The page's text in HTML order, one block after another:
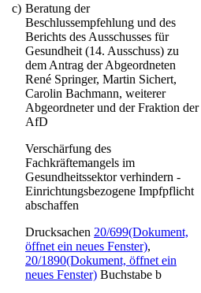
c) Beratung der
Beschlussempfehlung und des
Berichts des Ausschusses für
Gesundheit (14. Ausschuss) zu
dem Antrag der Abgeordneten
René Springer, Martin Sichert,
Carolin Bachmann, weiterer
Abgeordneter und der Fraktion der
AfD
Verschärfung des
Fachkräftemangels im
Gesundheitssektor verhindern -
Einrichtungsbezogene Impfpflicht
abschaffen
Drucksachen 20/699(Dokument,
öffnet ein neues Fenster),
20/1890(Dokument, öffnet ein
neues Fenster) Buchstabe b